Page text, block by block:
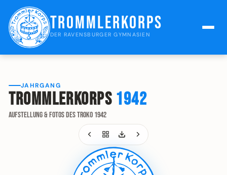
Trommlerkorps
DER RAVENSBURGER GYMNASIEN
JAHRGANG
Trommlerkorps 1942
Aufstellung & Fotos des Troko 1942